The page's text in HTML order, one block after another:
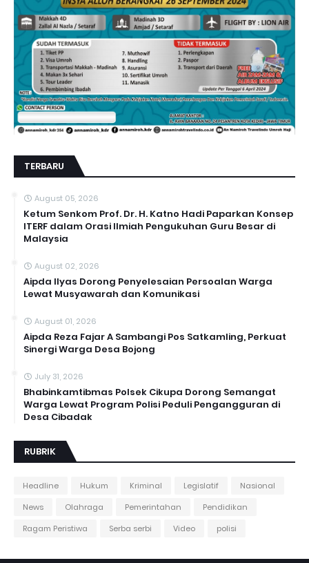
TERBARU
August 05, 2026
Ketum Senkom Prof. Dr. H. Katno Hadi Paparkan Konsep
ITERF dalam Orasi Ilmiah Pengukuhan Guru Besar di
Malaysia
August 02, 2026
Aipda Ilyas Dorong Penyelesaian Persoalan Warga
Lewat Musyawarah dan Komunikasi
August 01, 2026
Aipda Reza Fajar A Sambangi Pos Satkamling, Perkuat
Sinergi Warga Desa Bojong
July 31, 2026
Bhabinkamtibmas Polsek Cikupa Dorong Semangat
Warga Lewat Program Polisi Peduli Pengangguran di
Desa Cibadak
RUBRIK
Headline Hukum Kriminal Legislatif
Nasional
News
Olahraga Pemerintahan
Pendidikan
Ragam Peristiwa
Serba serbi Video polisi